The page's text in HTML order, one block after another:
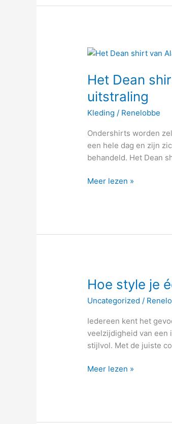
Het Dean
uitstraling
Kleding / Renelobbe
Ondershirts worden
een hele dag en zijn
behandeld. Het Dean
Het
shirt
van
Alan
Red
wat
een
goed
hals
je
Meer lezen »
Hoe style je
Uncategorized /
Iedereen kent het
veelzijdigheid van een
stijlvol. Met de juiste
Hoe
je
één
item
op
totaal
Meer lezen »